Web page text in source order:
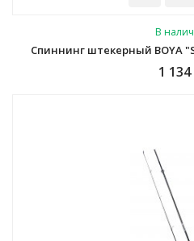
В
Спиннинг штекерный BOYA
1 134